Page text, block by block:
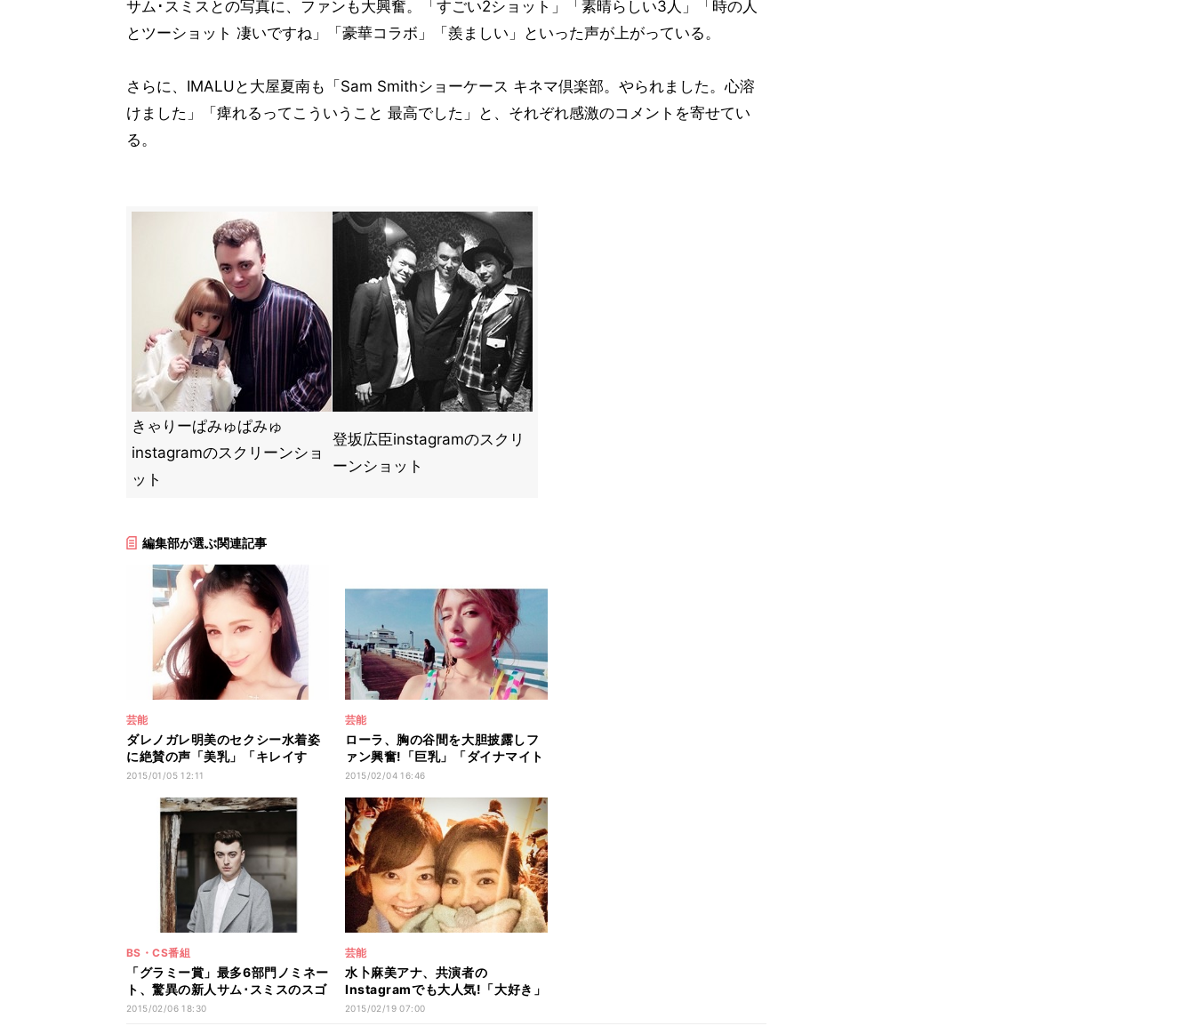
サム･スミスとの写真に、ファンも大興奮。「すごい2ショット」「素晴らしい3人」「時の人
とツーショット 凄いですね」「豪華コラボ」「羨ましい」といった声が上がっている。
さらに、IMALUと大屋夏南も「Sam Smithショーケース キネマ倶楽部。やられました。心溶
けました」「痺れるってこういうこと 最高でした」と、それぞれ感激のコメントを寄せてい
る。
きゃりーぱみゅぱみゅ
instagramのスクリーンショ
ット
登坂広臣instagramのスクリ
ーンショット
編集部が選ぶ関連記事
芸能
ダレノガレ明美のセクシー水着姿
に絶賛の声「美乳」「キレイす
ぎ!!」
2015/01/05 12:11
芸能
ローラ、胸の谷間を大胆披露しフ
ァン興奮!「巨乳」「ダイナマイト
バディ」
2015/02/04 16:46
BS・CS番組
「グラミー賞」最多6部門ノミネー
ト、驚異の新人サム･スミスのスゴ
さとは?
2015/02/06 18:30
芸能
水卜麻美アナ、共演者の
Instagramでも大人気!「大好き」
「可愛すぎ」の声
2015/02/19 07:00